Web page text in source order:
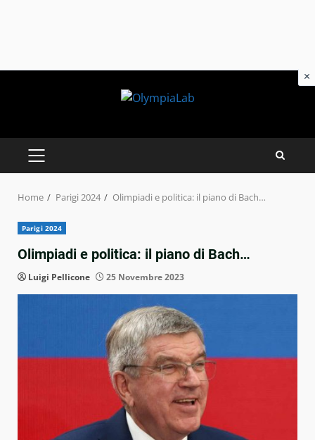
PRIMARY
MENU
Home Parigi 2024 Olimpiadi e politica: il piano di Bach…
Parigi 2024
Olimpiadi e politica: il piano di Bach…
Luigi Pellicone 25 Novembre 2023
×